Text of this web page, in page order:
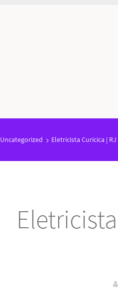
Uncategorized Eletricista Curicica |